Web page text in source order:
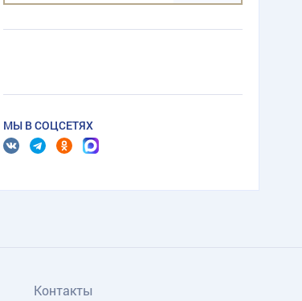
МЫ В СОЦСЕТЯХ
Контакты